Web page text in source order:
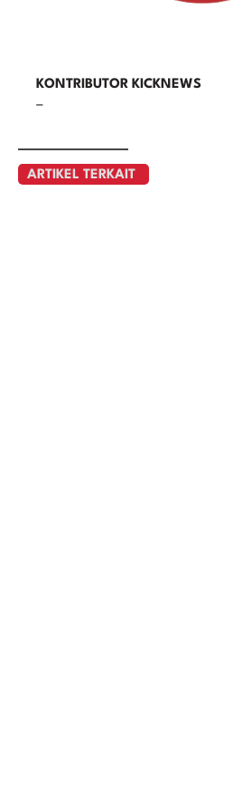
KONTRIBUTOR KICKNEWS
–
ARTIKEL TERKAIT